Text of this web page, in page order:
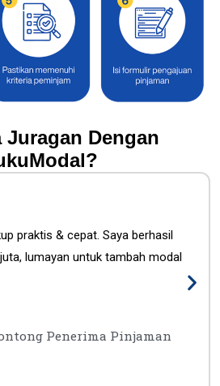
Juragan Dengan
praktis & cepat. Saya berhasil
lumayan untuk tambah modal
Penerima Pinjaman